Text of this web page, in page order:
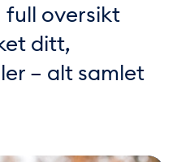
full oversikt
ditt,
– alt samlet